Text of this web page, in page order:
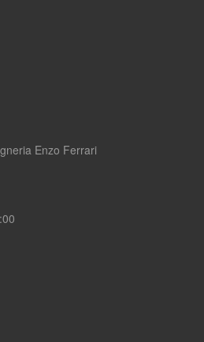
Enzo Ferrari